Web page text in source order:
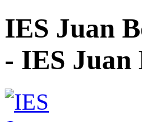
IES Juan
- IES Juan